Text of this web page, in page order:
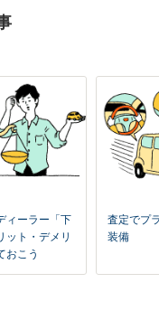
ィーラー「下
ット・デメリ
おこう
査定でプ
装備